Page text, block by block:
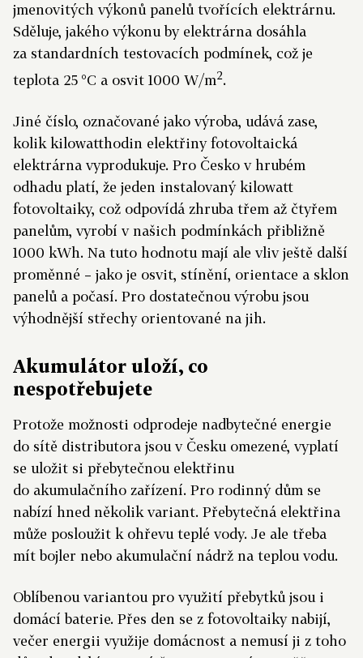
jmenovitých výkonů panelů tvořících elektrárnu.
Sděluje, jakého výkonu by elektrárna dosáhla
za standardních testovacích podmínek, což je
teplota 25 °C a osvit 1000 W/m2.
Jiné číslo, označované jako výroba, udává zase,
kolik kilowatthodin elektřiny fotovoltaická
elektrárna vyprodukuje. Pro Česko v hrubém
odhadu platí, že jeden instalovaný kilowatt
fotovoltaiky, což odpovídá zhruba třem až čtyřem
panelům, vyrobí v našich podmínkách přibližně
1000 kWh. Na tuto hodnotu mají ale vliv ještě další
proměnné – jako je osvit, stínění, orientace a sklon
panelů a počasí. Pro dostatečnou výrobu jsou
výhodnější střechy orientované na jih.
Akumulátor uloží, co
nespotřebujete
Protože možnosti odprodeje nadbytečné energie
do sítě distributora jsou v Česku omezené, vyplatí
se uložit si přebytečnou elektřinu
do akumulačního zařízení. Pro rodinný dům se
nabízí hned několik variant. Přebytečná elektřina
může posloužit k ohřevu teplé vody. Je ale třeba
mít bojler nebo akumulační nádrž na teplou vodu.
Oblíbenou variantou pro využití přebytků jsou i
domácí baterie. Přes den se z fotovoltaiky nabijí,
večer energii využije domácnost a nemusí ji z toho